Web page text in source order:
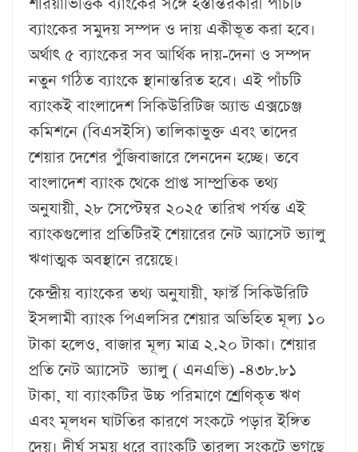
ব্যাংকের সমুদয় সম্পদ ও দায় একীভূত করা হবে।
অর্থাৎ ৫ ব্যাংকের সব আর্থিক দায়-দেনা ও সম্পদ
নতুন গঠিত ব্যাংকে স্থানান্তরিত হবে। এই পাঁচটি
ব্যাংকই বাংলাদেশ সিকিউরিটিজ অ্যান্ড এক্সচেঞ্জ
কমিশনে (বিএসইসি) তালিকাভুক্ত এবং তাদের
শেয়ার দেশের পুঁজিবাজারে লেনদেন হচ্ছে। তবে
বাংলাদেশ ব্যাংক থেকে প্রাপ্ত সাম্প্রতিক তথ্য
অনুযায়ী, ২৮ সেপ্টেম্বর ২০২৫ তারিখ পর্যন্ত এই
ব্যাংকগুলোর প্রতিটিরই শেয়ারের নেট অ্যাসেট ভ্যালু
ঋণাত্মক অবস্থানে রয়েছে।
কেন্দ্রীয় ব্যাংকের তথ্য অনুযায়ী, ফার্স্ট সিকিউরিটি
ইসলামী ব্যাংক পিএলসির শেয়ার অভিহিত মূল্য ১০
টাকা হলেও, বাজার মূল্য মাত্র ২.২০ টাকা। শেয়ার
প্রতি নেট অ্যাসেট ভ্যালু ( এনএভি) -৪৩৮.৮১
টাকা, যা ব্যাংকটির উচ্চ পরিমাণে শ্রেণিকৃত ঋণ
এবং মূলধন ঘাটতির কারণে সংকটে পড়ার ইঙ্গিত
দেয়। দীর্ঘ সময় ধরে ব্যাংকটি তারল্য সংকটে ভুগছে